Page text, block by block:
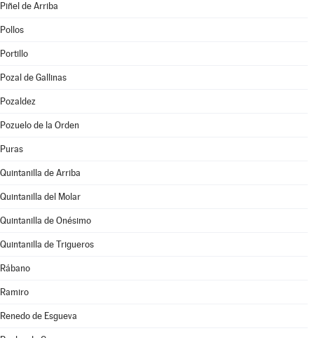
Piñel de Arriba
Pollos
Portillo
Pozal de Gallinas
Pozaldez
Pozuelo de la Orden
Puras
Quintanilla de Arriba
Quintanilla del Molar
Quintanilla de Onésimo
Quintanilla de Trigueros
Rábano
Ramiro
Renedo de Esgueva